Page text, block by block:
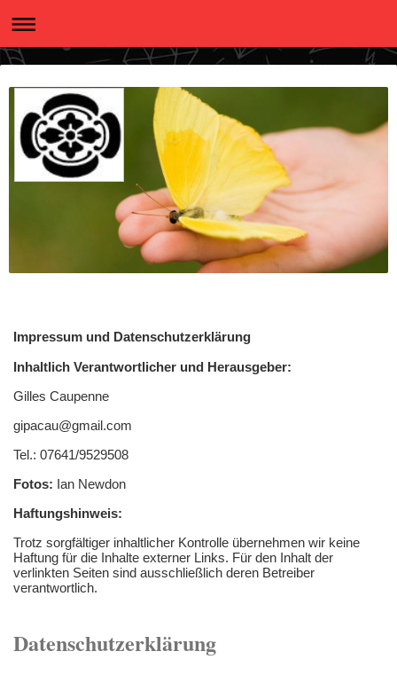
Impressum und Datenschutzerklärung
Inhaltlich Verantwortlicher und Herausgeber:
Gilles Caupenne
gipacau@gmail.com
Tel.: 07641/9529508
Fotos: Ian Newdon
Haftungshinweis:
Trotz sorgfältiger inhaltlicher Kontrolle übernehmen wir keine
Haftung für die Inhalte externer Links. Für den Inhalt der
verlinkten Seiten sind ausschließlich deren Betreiber
verantwortlich.
Datenschutzerklärung